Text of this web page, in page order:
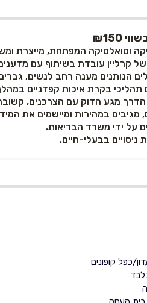
וטואלטיקה המפתחת, מייצרת
קרליין עובדת בשיתוף עם
הנותנים מענה רחב לנשים, גברים
בקרת איכות קפדניים
הדרך מגע הדוק עם הצרכנים,
מגיבים במהירות ומיישמים את
על ידי משרד הבריאות.
בבעלי-חיים.
כפל קופונים